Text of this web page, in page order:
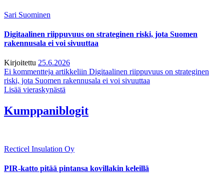
Sari Suominen
Digitaalinen riippuvuus on strateginen riski, jota Suomen
rakennusala ei voi sivuuttaa
Kirjoitettu 25.6.2026
Ei kommentteja artikkeliin Digitaalinen riippuvuus on strateginen
riski, jota Suomen rakennusala ei voi sivuuttaa
Lisää vieraskynästä
Kumppaniblogit
Recticel Insulation Oy
PIR-katto pitää pintansa kovillakin keleillä